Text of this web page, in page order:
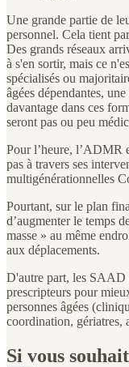
Une grande partie de
personnel. Cela tient
Des grands réseaux
à s'en sortir, mais ce
spécialisés ou
âgées dépendantes,
davantage dans ces
seront pas ou peu
Pour l’heure, l’ADMR
pas à travers ses
multigénérationnelles
Pourtant, sur le plan
d’augmenter le temps
masse » au même
aux déplacements.
D'autre part, les SAAD
prescripteurs pour
personnes âgées
coordination, gériatres,
Si vous